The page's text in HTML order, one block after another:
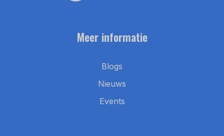
Meer informatie
Blogs
Nieuws
Events